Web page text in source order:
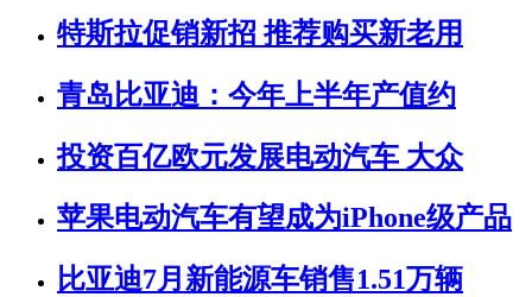
特斯拉促销新招 推荐购买新老用
青岛比亚迪：今年上半年产值约
投资百亿欧元发展电动汽车 大众
苹果电动汽车有望成为iPhone级产品
比亚迪7月新能源车销售1.51万辆